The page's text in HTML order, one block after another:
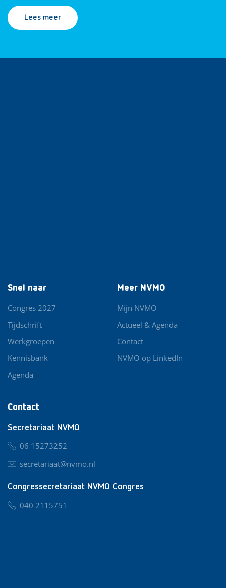
Lees meer
Contact
Secretariaat NVMO
06 15273252
secretariaat@nvmo.nl
Congressecretariaat NVMO Congres
040 2115751
Snel naar
Congres 2027
Tijdschrift
Werkgroepen
Kennisbank
Agenda
Meer NVMO
Mijn NVMO
Actueel & Agenda
Contact
NVMO op LinkedIn